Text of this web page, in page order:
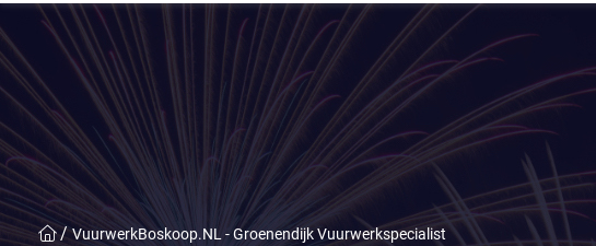
VuurwerkBoskoop.NL - Groenendijk Vuurwerkspecialist